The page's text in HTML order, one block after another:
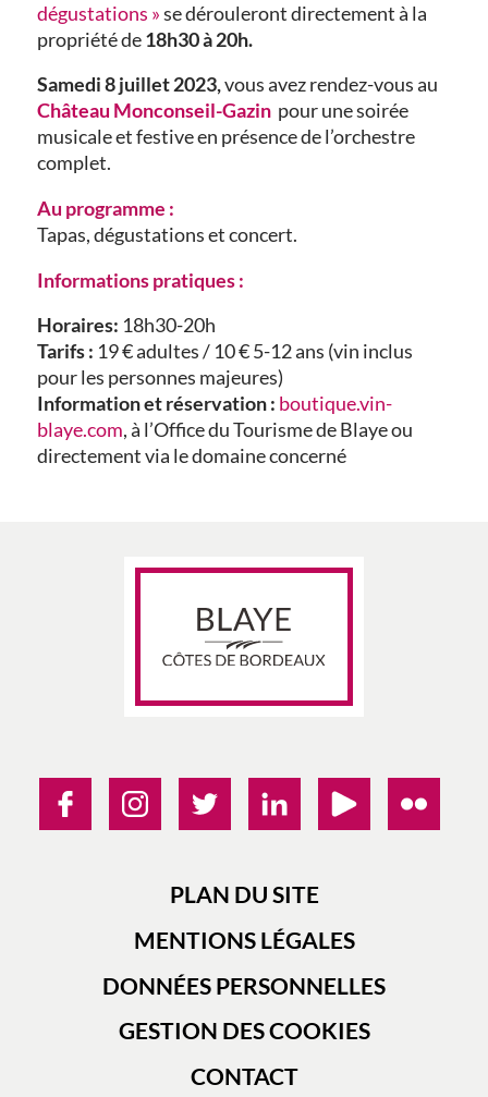
dégustations »se dérouleront directement à la
propriété de18h30 à 20h.
Samedi 8 juillet 2023,vous avez rendez-vous au
Château Monconseil-Gazin pour une soirée
musicale et festive en présence de l’orchestre
complet.
Au programme :
Tapas, dégustations et concert.
Informations pratiques :
Horaires: 18h30-20h
Tarifs : 19 € adultes / 10 € 5-12 ans (vin inclus
pour les personnes majeures)
Information et réservation : boutique.vin-
blaye.com, à l’Office du Tourisme de Blaye ou
directement via le domaine concerné
PLAN DU SITE
MENTIONS LÉGALES
DONNÉES PERSONNELLES
GESTION DES COOKIES
CONTACT